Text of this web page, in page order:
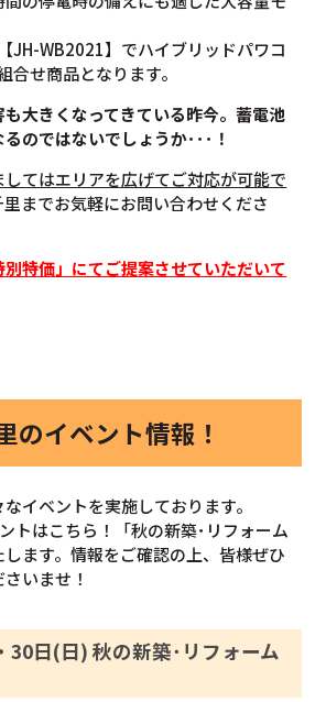
JH-WB2021】でハイブリッドパワコ
合せ商品となります。
大きくなってきている昨今。蓄電池
のではないでしょうか･･･！
てはエリアを広げてご対応が可能で
までお気軽にお問い合わせくださ
特価」にてご提案させていただいて
のイベント情報！
イベントを実施しております。
トはこちら！「秋の新築･リフォーム
ます。情報をご確認の上、皆様ぜひ
いませ！
30日(日) 秋の新築･リフォーム